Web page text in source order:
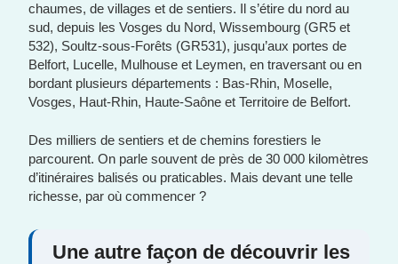
chaumes, de villages et de sentiers. Il s’étire du nord au
sud, depuis les Vosges du Nord, Wissembourg (GR5 et
532), Soultz-sous-Forêts (GR531), jusqu’aux portes de
Belfort, Lucelle, Mulhouse et Leymen, en traversant ou en
bordant plusieurs départements : Bas-Rhin, Moselle,
Vosges, Haut-Rhin, Haute-Saône et Territoire de Belfort.
Des milliers de sentiers et de chemins forestiers le
parcourent. On parle souvent de près de 30 000 kilomètres
d’itinéraires balisés ou praticables. Mais devant une telle
richesse, par où commencer ?
Une autre façon de découvrir les